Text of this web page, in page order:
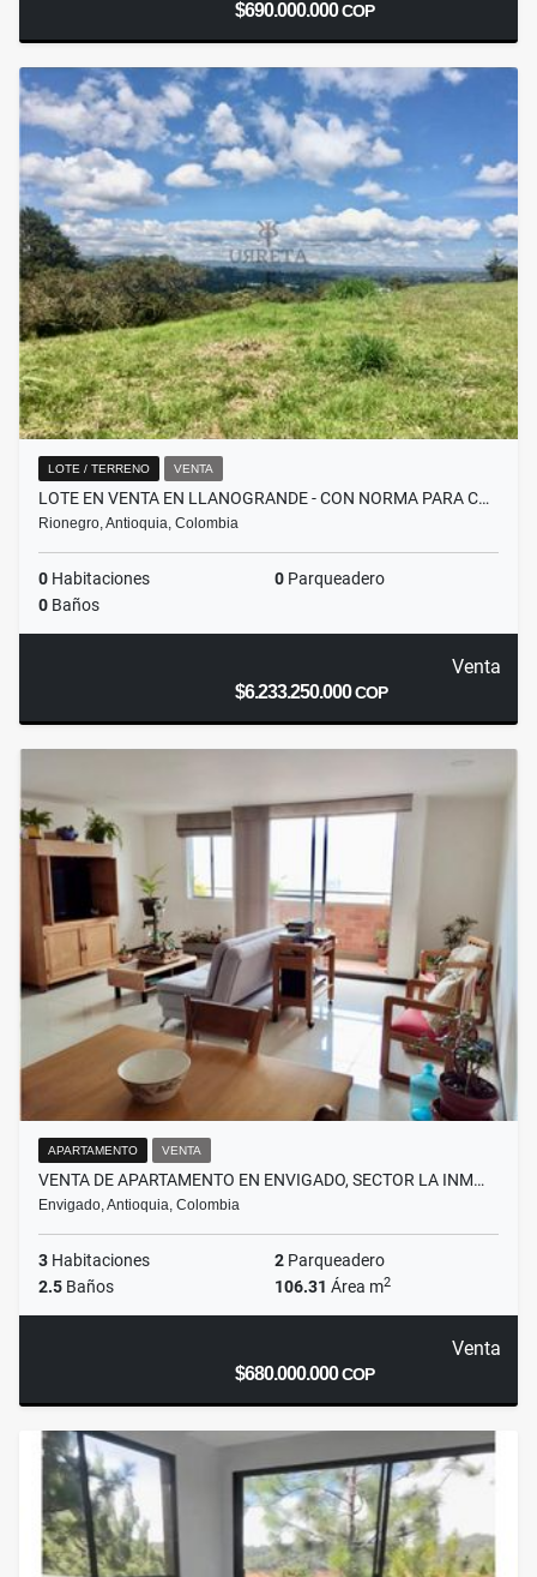
$690.000.000COP
LOTE / TERRENO VENTA
LOTE EN VENTA EN LLANOGRANDE - CON NORMA PARA C…
Rionegro, Antioquia, Colombia
0 Habitaciones 0 Parqueadero
0 Baños
Venta
$6.233.250.000COP
APARTAMENTO VENTA
VENTA DE APARTAMENTO EN ENVIGADO, SECTOR LA INM…
Envigado, Antioquia, Colombia
3 Habitaciones 2 Parqueadero
2.5 Baños 106.31 Área m2
Venta
$680.000.000COP